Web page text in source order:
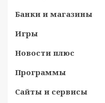
Банки и магазины
Игры
Новости плюс
Программы
Сайты и сервисы